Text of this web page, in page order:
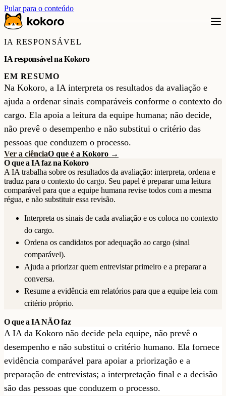
Pular para o conteúdo
IA RESPONSÁVEL
IA responsável na Kokoro
EM RESUMO
Na Kokoro, a IA interpreta os resultados da avaliação e
ajuda a ordenar sinais comparáveis conforme o contexto do
cargo. Ela apoia a leitura da equipe humana; não decide,
não prevê o desempenho e não substitui o critério das
pessoas que conduzem o processo.
Ver a ciênciaO que é a Kokoro →
O que a IA faz na Kokoro
A IA trabalha sobre os resultados da avaliação: interpreta, ordena e
traduz para o contexto do cargo. Seu papel é preparar uma leitura
comparável para que a equipe humana revise todos com a mesma
régua, e não substituir essa revisão.
Interpreta os sinais de cada avaliação e os coloca no contexto
do cargo.
Ordena os candidatos por adequação ao cargo (sinal
comparável).
Ajuda a priorizar quem entrevistar primeiro e a preparar a
conversa.
Resume a evidência em relatórios para que a equipe leia com
critério próprio.
O que a IA NÃO faz
A IA da Kokoro não decide pela equipe, não prevê o
desempenho e não substitui o critério humano. Ela fornece
evidência comparável para apoiar a priorização e a
preparação de entrevistas; a interpretação final e a decisão
são das pessoas que conduzem o processo.